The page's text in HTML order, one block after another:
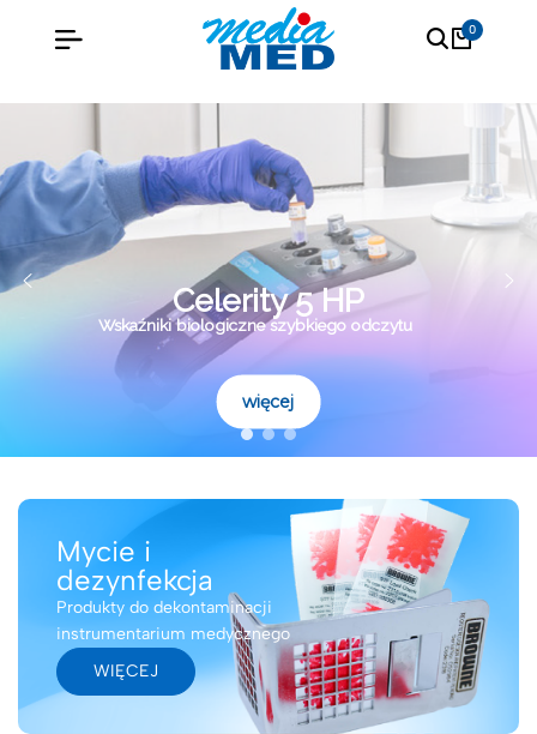
0
Celerity 5 HP
Wskaźniki biologiczne szybkiego odczytu
więcej
Mycie i
dezynfekcja
Produkty do dekontaminacji
instrumentarium medycznego
WIĘCEJ